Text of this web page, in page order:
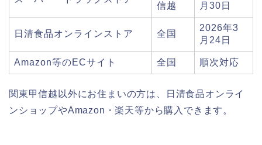
信越
月30日
日清食品オンラインストア 全国
2026年3
月24日
Amazon等のECサイト 全国 順次対応
関東甲信越以外にお住まいの方は、日清食品オンライ
ンショップやAmazon・楽天等から購入できます。